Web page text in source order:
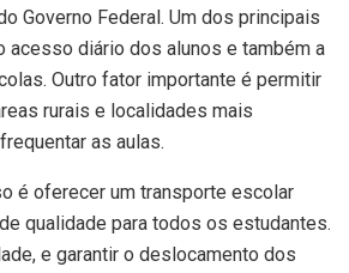
Governo Federal. Um dos principais
acesso diário dos alunos e também a
Outro fator importante é permitir
rurais e localidades mais
as aulas.
é oferecer um transporte escolar
qualidade para todos os estudantes.
e garantir o deslocamento dos